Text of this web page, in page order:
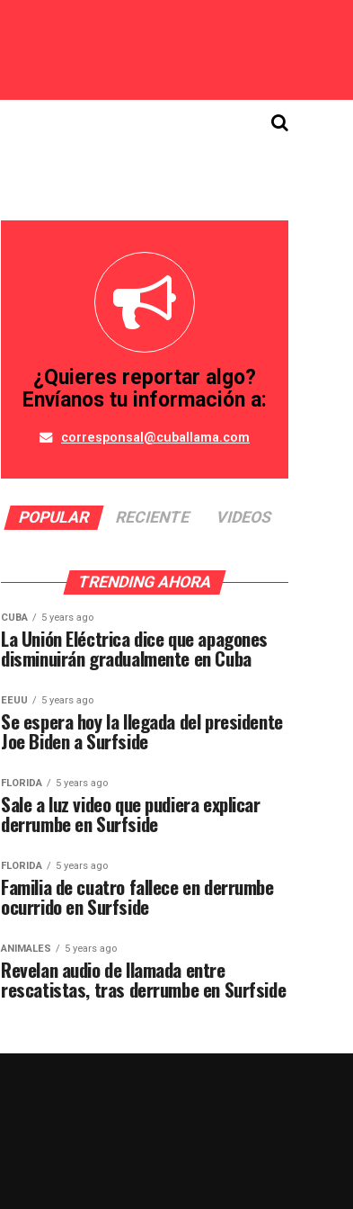
¿Quieres reportar algo?
Envíanos tu información a:
corresponsal@cuballama.com
POPULAR RECIENTE VIDEOS
TRENDING AHORA
CUBA 5 years ago
La Unión Eléctrica dice que apagones
disminuirán gradualmente en Cuba
EEUU 5 years ago
Se espera hoy la llegada del presidente
Joe Biden a Surfside
FLORIDA 5 years ago
Sale a luz video que pudiera explicar
derrumbe en Surfside
FLORIDA 5 years ago
Familia de cuatro fallece en derrumbe
ocurrido en Surfside
ANIMALES 5 years ago
Revelan audio de llamada entre
rescatistas, tras derrumbe en Surfside